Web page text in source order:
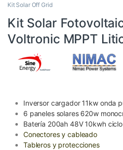
Kit Solar Off Grid
Kit Solar
Voltronic MPPT
Inversor cargador 11kw onda
6 paneles solares 620w
Batería 200ah 48V 10kwh
Conectores y cableado
Tableros y protecciones